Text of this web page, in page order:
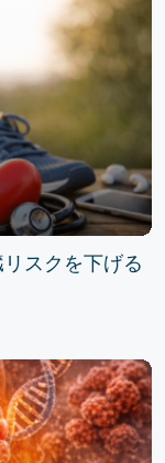
スクを下げる